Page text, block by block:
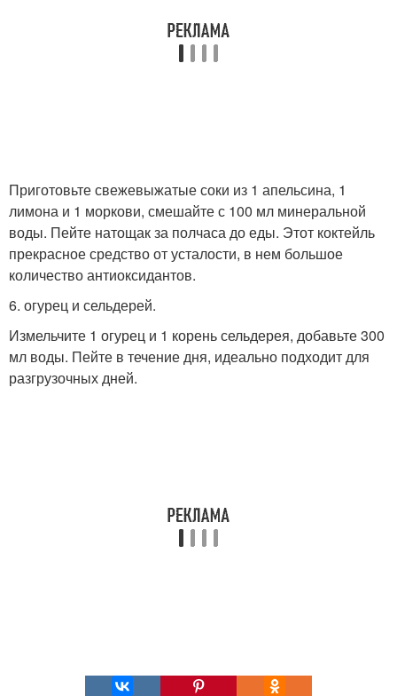
Приготовьте свежевыжатые соки из 1 апельсина, 1
лимона и 1 моркови, смешайте с 100 мл минеральной
воды. Пейте натощак за полчаса до еды. Этот коктейль
прекрасное средство от усталости, в нем большое
количество антиоксидантов.
6. огурец и сельдерей.
Измельчите 1 огурец и 1 корень сельдерея, добавьте 300
мл воды. Пейте в течение дня, идеально подходит для
разгрузочных дней.